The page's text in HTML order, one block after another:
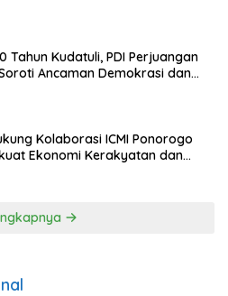
Tahun Kudatuli, PDI Perjuangan
Ancaman Demokrasi dan
Kolaborasi ICMI Ponorogo
Ekonomi Kerakyatan dan